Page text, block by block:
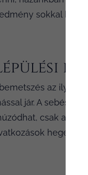
sokkal
idő
az ilyen
jár. A
csak a
hegei